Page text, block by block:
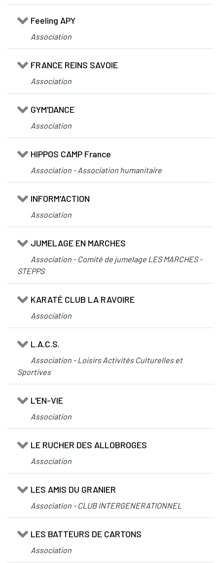
Feeling APY
Association
FRANCE REINS SAVOIE
Association
GYM'DANCE
Association
HIPPOS CAMP France
Association - Association humanitaire
INFORM'ACTION
Association
JUMELAGE EN MARCHES
Association - Comité de jumelage LES MARCHES -
STEPPS
KARATÉ CLUB LA RAVOIRE
Association
L.A.C.S.
Association - Loisirs Activités Culturelles et
Sportives
L'EN-VIE
Association
LE RUCHER DES ALLOBROGES
Association
LES AMIS DU GRANIER
Association - CLUB INTERGENERATIONNEL
LES BATTEURS DE CARTONS
Association